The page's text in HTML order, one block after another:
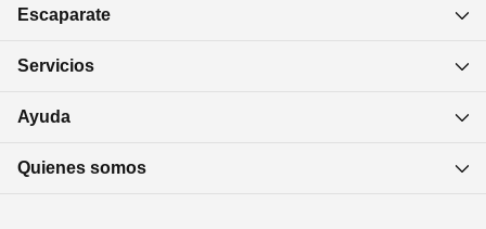
Escaparate
Servicios
Ayuda
Quienes somos